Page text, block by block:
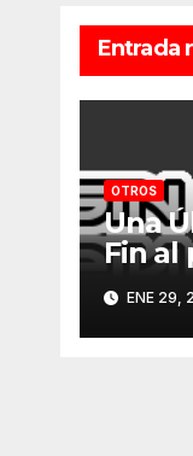
Entrada
OTROS
Una
Fin al
ENE 29,